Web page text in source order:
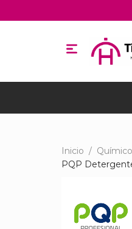
Inicio /
PQP